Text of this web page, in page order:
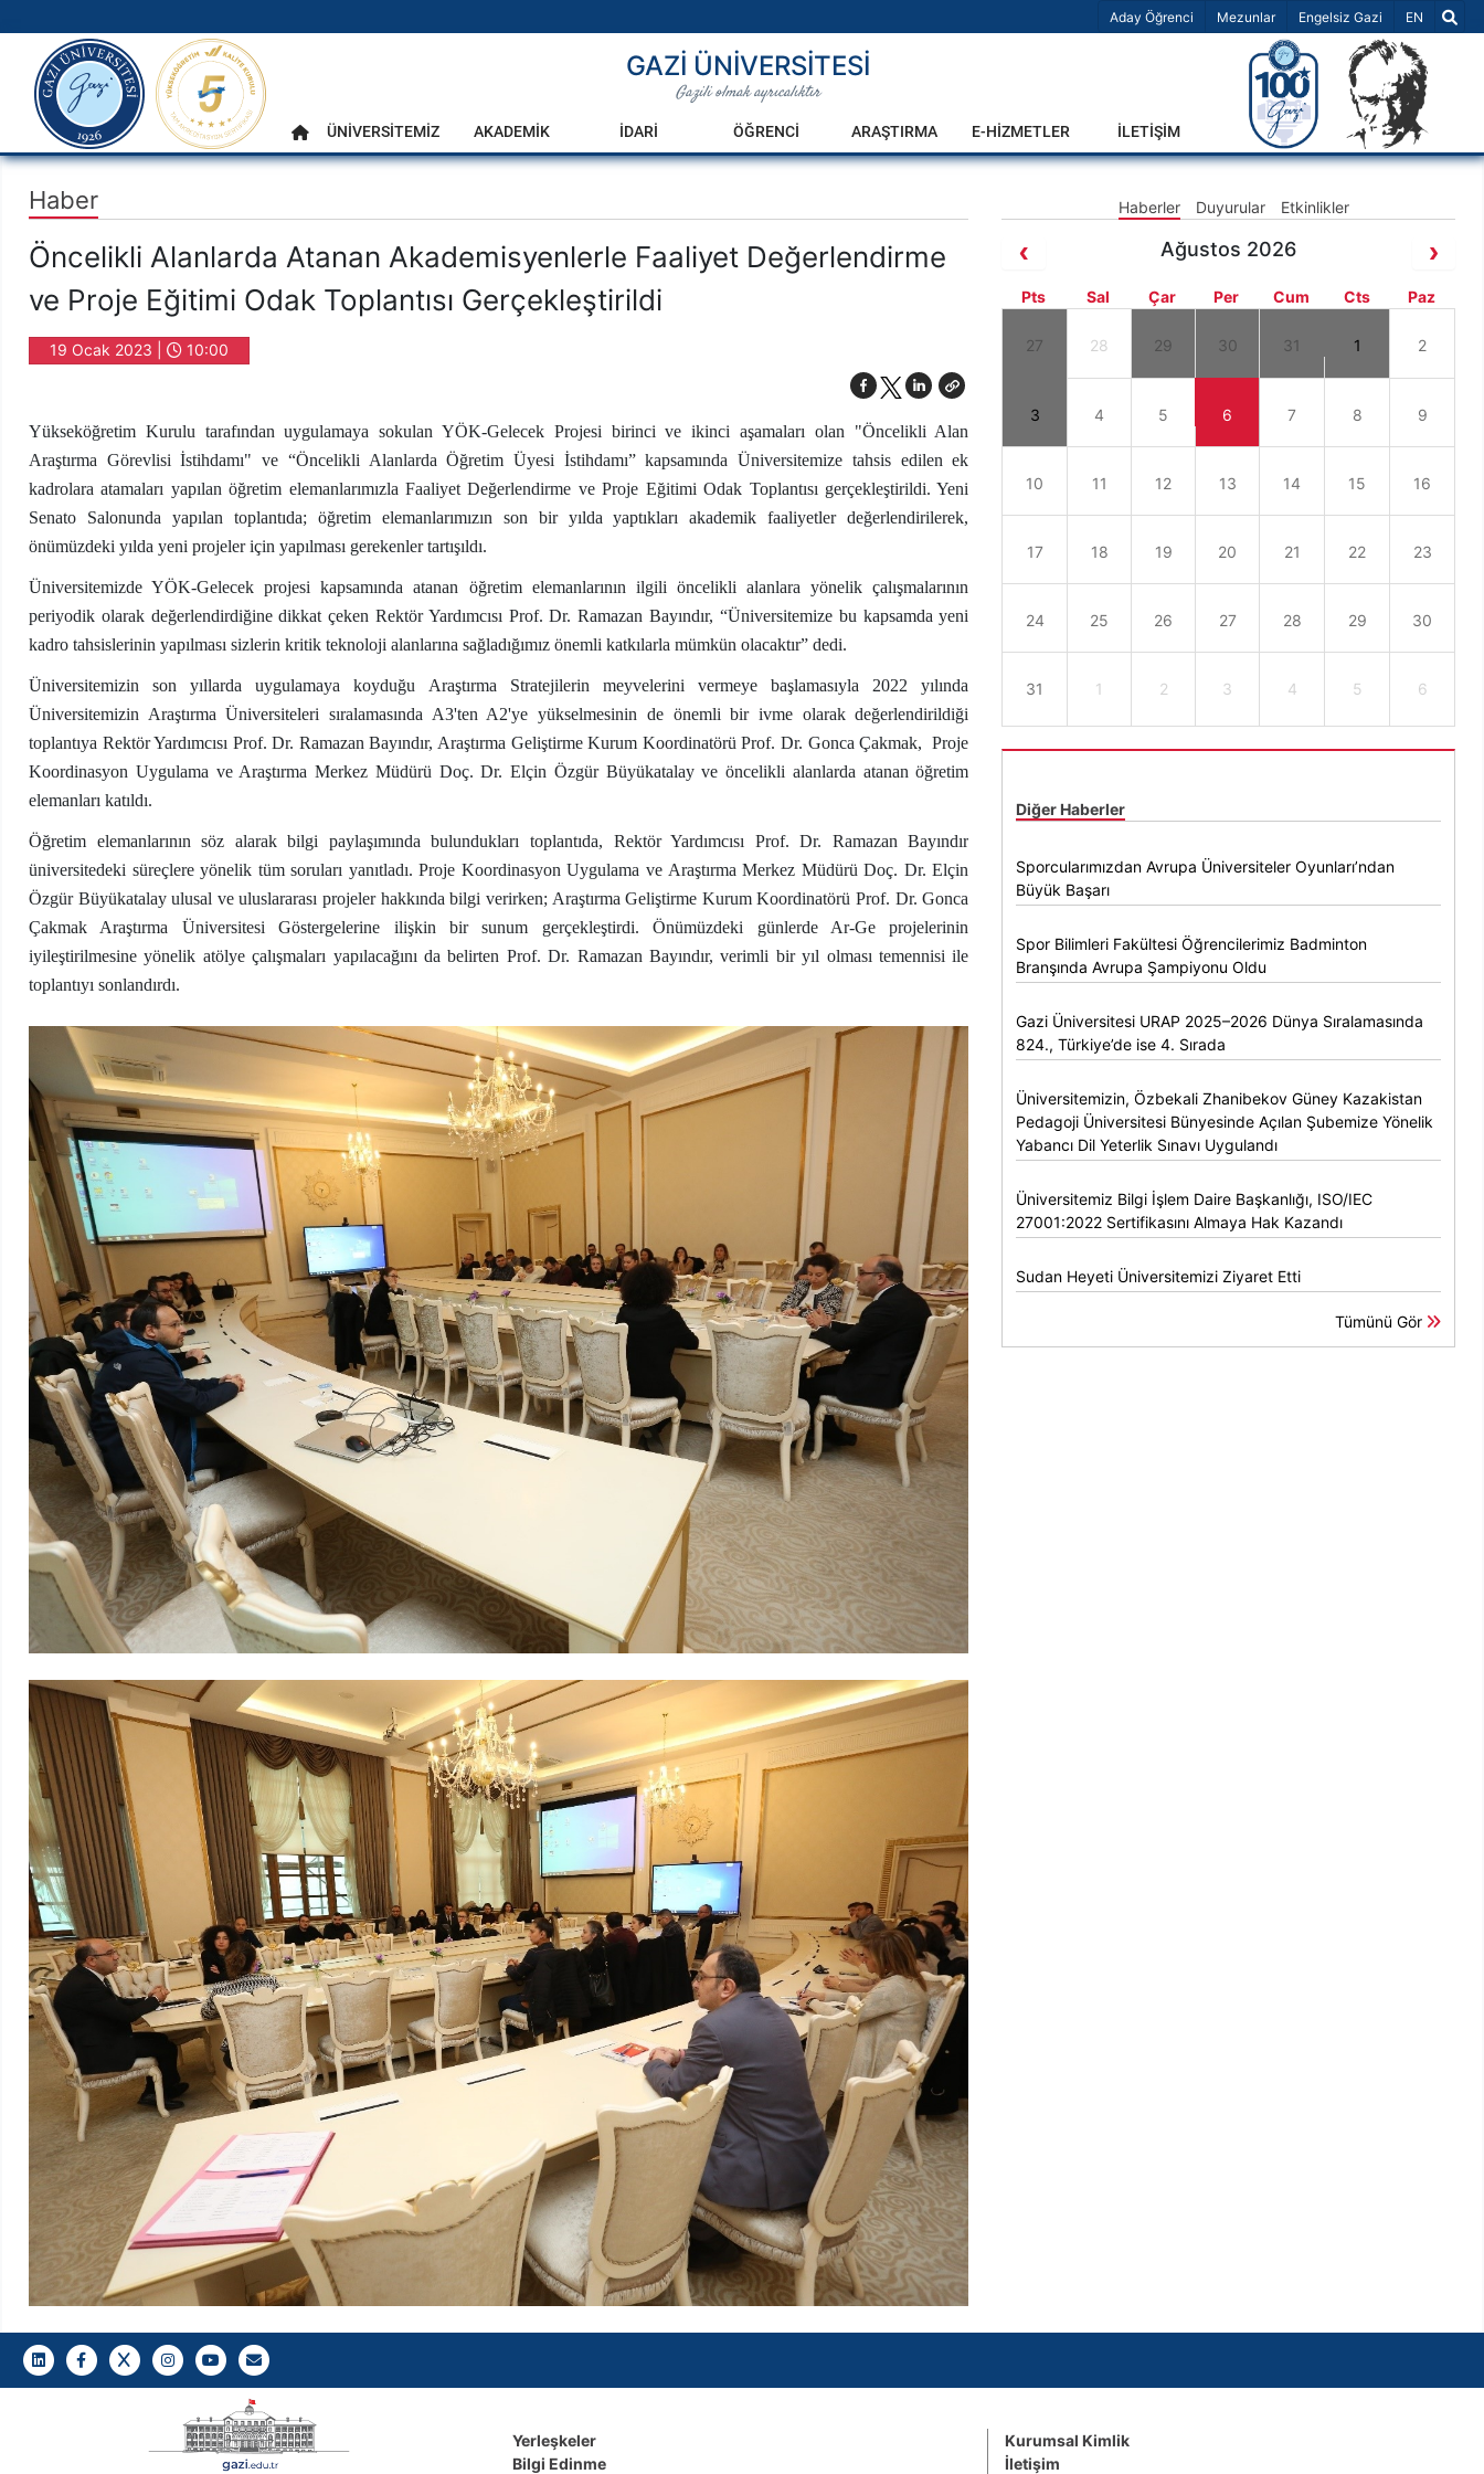
Aday Öğrenci Mezunlar Engelsiz Gazi Dil Seçiniz
EN
Ana Menü
gazi.edu.tr
GAZİ ÜNİVERSİTESİ
Gazili olmak ayrıcalıktır
Anasayfa
ÜNİVERSİTEMİZ AKADEMİK İDARİ ÖĞRENCİ ARAŞTIRMA E-HİZMETLER İLETİŞİM
Haber Haberler Duyurular Etkinlikler
Öncelikli Alanlarda Atanan Akademisyenlerle Faaliyet Değerlendirme
ve Proje Eğitimi Odak Toplantısı Gerçekleştirildi
19 Ocak 2023 | 10:00
Yükseköğretim Kurulu tarafından uygulamaya sokulan YÖK-Gelecek Projesi birinci ve ikinci aşamaları olan "Öncelikli Alan
Araştırma Görevlisi İstihdamı" ve “Öncelikli Alanlarda Öğretim Üyesi İstihdamı” kapsamında Üniversitemize tahsis edilen ek
kadrolara atamaları yapılan öğretim elemanlarımızla Faaliyet Değerlendirme ve Proje Eğitimi Odak Toplantısı gerçekleştirildi. Yeni
Senato Salonunda yapılan toplantıda; öğretim elemanlarımızın son bir yılda yaptıkları akademik faaliyetler değerlendirilerek,
önümüzdeki yılda yeni projeler için yapılması gerekenler tartışıldı.
Üniversitemizde YÖK-Gelecek projesi kapsamında atanan öğretim elemanlarının ilgili öncelikli alanlara yönelik çalışmalarının
periyodik olarak değerlendirdiğine dikkat çeken Rektör Yardımcısı Prof. Dr. Ramazan Bayındır, “Üniversitemize bu kapsamda yeni
kadro tahsislerinin yapılması sizlerin kritik teknoloji alanlarına sağladığımız önemli katkılarla mümkün olacaktır” dedi.
Üniversitemizin son yıllarda uygulamaya koyduğu Araştırma Stratejilerin meyvelerini vermeye başlamasıyla 2022 yılında
Üniversitemizin Araştırma Üniversiteleri sıralamasında A3'ten A2'ye yükselmesinin de önemli bir ivme olarak değerlendirildiği
toplantıya Rektör Yardımcısı Prof. Dr. Ramazan Bayındır, Araştırma Geliştirme Kurum Koordinatörü Prof. Dr. Gonca Çakmak, Proje
Koordinasyon Uygulama ve Araştırma Merkez Müdürü Doç. Dr. Elçin Özgür Büyükatalay ve öncelikli alanlarda atanan öğretim
elemanları katıldı.
Öğretim elemanlarının söz alarak bilgi paylaşımında bulundukları toplantıda, Rektör Yardımcısı Prof. Dr. Ramazan Bayındır
üniversitedeki süreçlere yönelik tüm soruları yanıtladı. Proje Koordinasyon Uygulama ve Araştırma Merkez Müdürü Doç. Dr. Elçin
Özgür Büyükatalay ulusal ve uluslararası projeler hakkında bilgi verirken; Araştırma Geliştirme Kurum Koordinatörü Prof. Dr. Gonca
Çakmak Araştırma Üniversitesi Göstergelerine ilişkin bir sunum gerçekleştirdi. Önümüzdeki günlerde Ar-Ge projelerinin
iyileştirilmesine yönelik atölye çalışmaları yapılacağını da belirten Prof. Dr. Ramazan Bayındır, verimli bir yıl olması temennisi ile
toplantıyı sonlandırdı.
Ağustos 2026
Pts Sal Çar Per Cum Cts Paz
27 28 29 30 31 1 2
3 4 5 6 7 8 9
10 11 12 13 14 15 16
17 18 19 20 21 22 23
24 25 26 27 28 29 30
31 1 2 3 4 5 6
Diğer Haberler
Sporcularımızdan Avrupa Üniversiteler Oyunları’ndan
Büyük Başarı
Spor Bilimleri Fakültesi Öğrencilerimiz Badminton
Branşında Avrupa Şampiyonu Oldu
Gazi Üniversitesi URAP 2025–2026 Dünya Sıralamasında
824., Türkiye’de ise 4. Sırada
Üniversitemizin, Özbekali Zhanibekov Güney Kazakistan
Pedagoji Üniversitesi Bünyesinde Açılan Şubemize Yönelik
Yabancı Dil Yeterlik Sınavı Uygulandı
Üniversitemiz Bilgi İşlem Daire Başkanlığı, ISO/IEC
27001:2022 Sertifikasını Almaya Hak Kazandı
Sudan Heyeti Üniversitemizi Ziyaret Etti
Tümünü Gör
LinkedInFacebookTwitterInstagramYoutubeGazi E-Mail
Yerleşkeler
Bilgi Edinme
Kurumsal Kimlik
İletişim